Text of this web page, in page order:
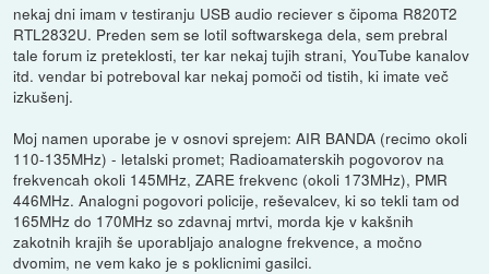
nekaj dni imam v testiranju USB audio reciever s čipoma R820T2
RTL2832U. Preden sem se lotil softwarskega dela, sem prebral
tale forum iz preteklosti, ter kar nekaj tujih strani, YouTube kanalov
itd. vendar bi potreboval kar nekaj pomoči od tistih, ki imate več
izkušenj.
Moj namen uporabe je v osnovi sprejem: AIR BANDA (recimo okoli
110-135MHz) - letalski promet; Radioamaterskih pogovorov na
frekvencah okoli 145MHz, ZARE frekvenc (okoli 173MHz), PMR
446MHz. Analogni pogovori policije, reševalcev, ki so tekli tam od
165MHz do 170MHz so zdavnaj mrtvi, morda kje v kakšnih
zakotnih krajih še uporabljajo analogne frekvence, a močno
dvomim, ne vem kako je s poklicnimi gasilci.